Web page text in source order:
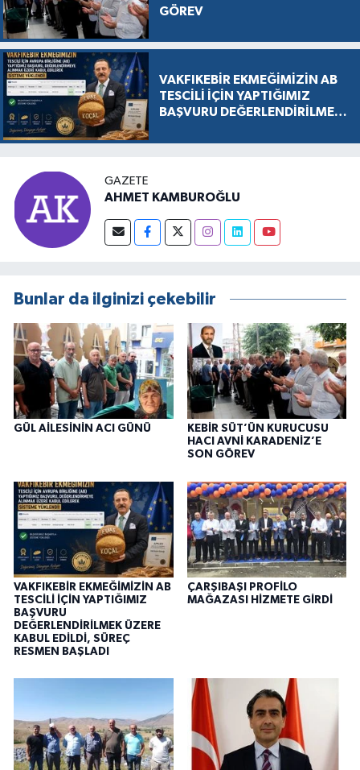
GÖREV
VAKFIKEBİR EKMEĞİMİZİN AB
TESCİLİ İÇİN YAPTIĞIMIZ
BAŞVURU DEĞERLENDİRİLMEK
RESMEN BAŞLADI
GAZETE
AHMET KAMBUROĞLU
Bunlar da ilginizi çekebilir
GÜL AİLESİNİN ACI GÜNÜ
KEBİR SÜT’ÜN KURUCUSU
HACI AVNİ KARADENİZ’E
SON GÖREV
VAKFIKEBİR EKMEĞİMİZİN AB
TESCİLİ İÇİN YAPTIĞIMIZ
BAŞVURU
DEĞERLENDİRİLMEK ÜZERE
KABUL EDİLDİ, SÜREÇ
RESMEN BAŞLADI
ÇARŞIBAŞI PROFİLO
MAĞAZASI HİZMETE GİRDİ